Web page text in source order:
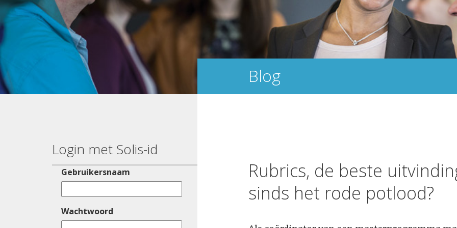
Login met Solis-id
Gebruikersnaam
Wachtwoord
Blog
Rubrics, de beste
sinds het rode potlood?